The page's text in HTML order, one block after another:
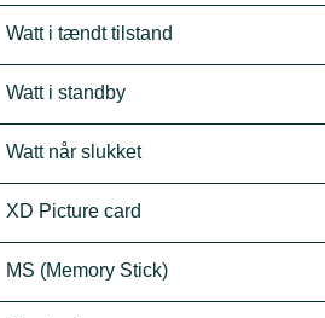
Watt i tændt tilstand
Watt i standby
Watt når slukket
XD Picture card
MS (Memory Stick)